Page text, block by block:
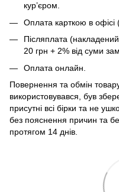
кур’єром.
Оплата карткою в офісі
Післяплата
20 грн + 2% від суми
Оплата онлайн.
Повернення та обмін
використовувався, був
присутні всі бірки та не
без пояснення причин та
протягом 14 днів.